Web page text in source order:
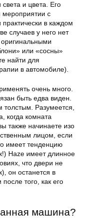
и цвета. Его
мероприятии с
в каждом
случаев у него нет
или «сосны»
найти для
в автомобиле).
очень много.
быть едва виден.
Разумеется,
когда комната
также начинаете изо
лицом, если
имеет тенденцию
Haze имеет длинное
что двери не
он останется в
того, как его
машина?